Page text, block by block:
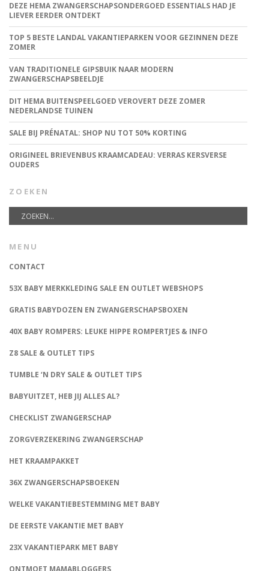
DEZE HEMA ZWANGERSCHAPSONDERGOED ESSENTIALS HAD JE
LIEVER EERDER ONTDEKT
TOP 5 BESTE LANDAL VAKANTIEPARKEN VOOR GEZINNEN DEZE
ZOMER
VAN TRADITIONELE GIPSBUIK NAAR MODERN
ZWANGERSCHAPSBEELDJE
DIT HEMA BUITENSPEELGOED VEROVERT DEZE ZOMER
NEDERLANDSE TUINEN
SALE BIJ PRÉNATAL: SHOP NU TOT 50% KORTING
ORIGINEEL BRIEVENBUS KRAAMCADEAU: VERRAS KERSVERSE
OUDERS
ZOEKEN
MENU
CONTACT
53X BABY MERKKLEDING SALE EN OUTLET WEBSHOPS
GRATIS BABYDOZEN EN ZWANGERSCHAPSBOXEN
40X BABY ROMPERS: LEUKE HIPPE ROMPERTJES & INFO
Z8 SALE & OUTLET TIPS
TUMBLE ‘N DRY SALE & OUTLET TIPS
BABYUITZET, HEB JIJ ALLES AL?
CHECKLIST ZWANGERSCHAP
ZORGVERZEKERING ZWANGERSCHAP
HET KRAAMPAKKET
36X ZWANGERSCHAPSBOEKEN
WELKE VAKANTIEBESTEMMING MET BABY
DE EERSTE VAKANTIE MET BABY
23X VAKANTIEPARK MET BABY
ONTMOET MAMABLOGGERS